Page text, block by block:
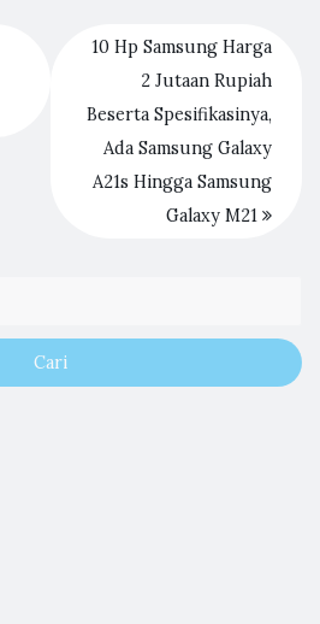
10 Hp Samsung Harga
2 Jutaan Rupiah
Beserta Spesifikasinya,
Ada Samsung Galaxy
A21s Hingga Samsung
Galaxy M21